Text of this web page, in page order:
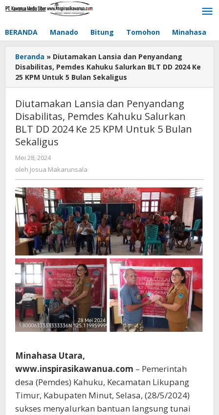
Lewati
BERANDA Manado Bitung Tomohon Minahasa
Beranda » Diutamakan Lansia dan Penyandang
Disabilitas, Pemdes Kahuku Salurkan BLT DD 2024 Ke
25 KPM Untuk 5 Bulan Sekaligus
Diutamakan Lansia dan Penyandang
Disabilitas, Pemdes Kahuku Salurkan
BLT DD 2024 Ke 25 KPM Untuk 5 Bulan
Sekaligus
Mei 28, 2024
Josua
oleh Josua Makarunsala
Minahasa Utara,
www.inspirasikawanua.com – Pemerintah
desa (Pemdes) Kahuku, Kecamatan Likupang
Timur, Kabupaten Minut, Selasa, (28/5/2024)
sukses menyalurkan bantuan langsung tunai